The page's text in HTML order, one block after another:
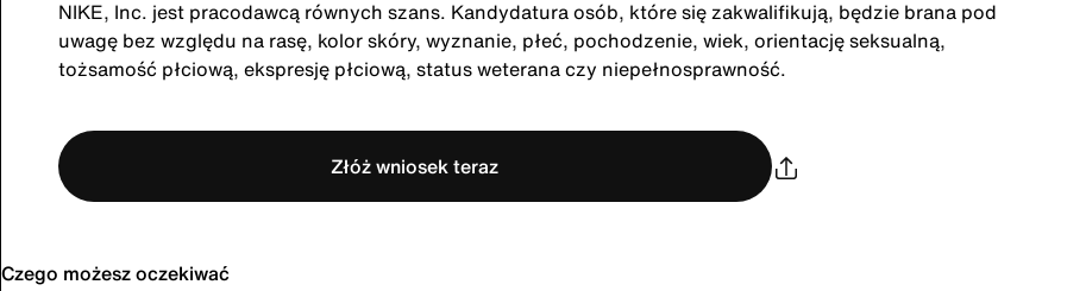
NIKE, Inc. jest pracodawcą równych szans. Kandydatura osób, które się zakwalifikują, będzie brana pod
uwagę bez względu na rasę, kolor skóry, wyznanie, płeć, pochodzenie, wiek, orientację seksualną,
tożsamość płciową, ekspresję płciową, status weterana czy niepełnosprawność.
Złóż wniosek teraz
Czego możesz oczekiwać